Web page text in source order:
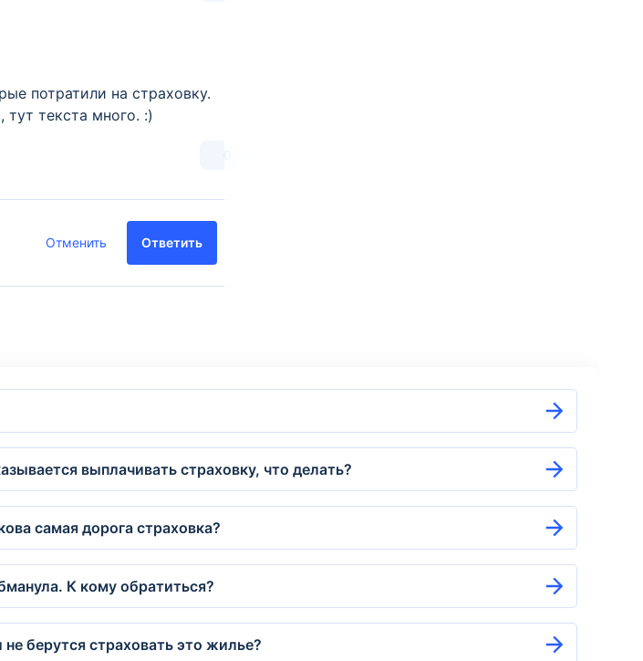
потратили на страховку.
текста много. :)
0
Отменить Ответить
выплачивать страховку, что делать?
самая дорога страховка?
К кому обратиться?
берутся страховать это жилье?